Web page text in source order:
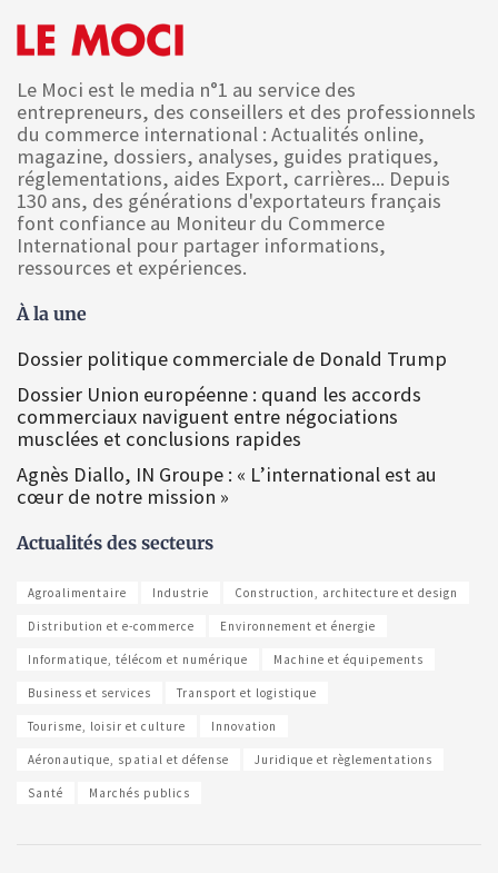
Le Moci est le media n°1 au service des
entrepreneurs, des conseillers et des professionnels
du commerce international : Actualités online,
magazine, dossiers, analyses, guides pratiques,
réglementations, aides Export, carrières... Depuis
130 ans, des générations d'exportateurs français
font confiance au Moniteur du Commerce
International pour partager informations,
ressources et expériences.
À la une
Dossier politique commerciale de Donald Trump
Dossier Union européenne : quand les accords
commerciaux naviguent entre négociations
musclées et conclusions rapides
Agnès Diallo, IN Groupe : « L’international est au
cœur de notre mission »
Actualités des secteurs
Agroalimentaire Industrie Construction, architecture et design
Distribution et e-commerce Environnement et énergie
Informatique, télécom et numérique Machine et équipements
Business et services Transport et logistique
Tourisme, loisir et culture Innovation
Aéronautique, spatial et défense Juridique et règlementations
Santé Marchés publics